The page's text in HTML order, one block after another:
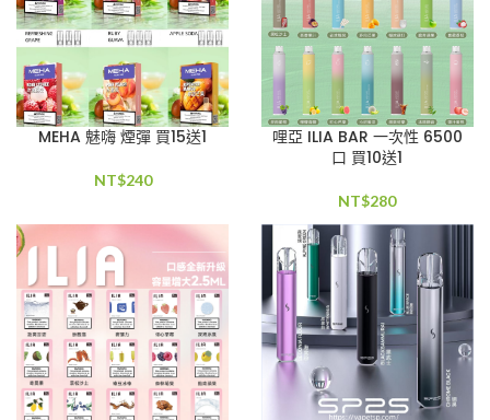
MEHA 魅嗨 煙彈 買15送1
NT$240
哩亞 ILIA BAR 一次性 6500
口 買10送1
NT$280